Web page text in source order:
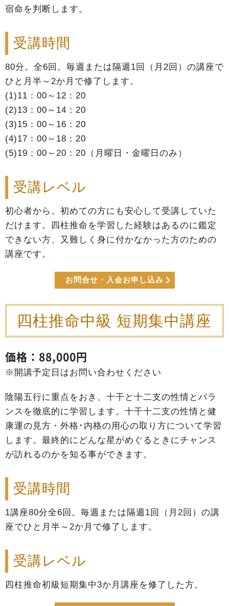
宿命を判断します。
受講時間
80分。全6回。毎週または隔週1回（月2回）の講座で
ひと月半～2か月で修了します。
(1)11：00～12：20
(2)13：00～14：20
(3)15：00～16：20
(4)17：00～18：20
(5)19：00～20：20（月曜日・金曜日のみ）
受講レベル
初心者から。初めての方にも安心して受講していた
だけます。四柱推命を学習した経験はあるのに鑑定
できない方、又難しく身に付かなかった方のための
講座です。
お問合せ・入会お申し込み
四柱推命中級 短期集中講座
価格：88,000円
※開講予定日はお問い合わせください
陰陽五行に重点をおき、十干と十二支の性情とバラ
ンスを徹底的に学習します。十干十二支の性情と健
康運の見方・外格･内格の用心の取り方について学習
します。最終的にどんな星がめぐるときにチャンス
が訪れるのかを知る事ができます。
受講時間
1講座80分全6回。毎週または隔週1回（月2回）の講
座でひと月半～2か月で修了します。
受講レベル
四柱推命初級短期集中3か月講座を修了した方。